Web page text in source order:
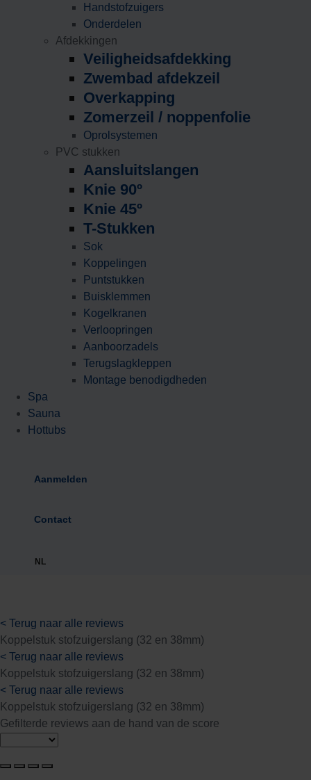
Handstofzuigers
Onderdelen
Afdekkingen
Veiligheidsafdekking
Zwembad afdekzeil
Overkapping
Zomerzeil / noppenfolie
Oprolsystemen
PVC stukken
Aansluitslangen
Knie 90º
Knie 45º
T-Stukken
Sok
Koppelingen
Puntstukken
Buisklemmen
Kogelkranen
Verloopringen
Aanboorzadels
Terugslagkleppen
Montage benodigdheden
Spa
Sauna
Hottubs
Aanmelden
Contact
NL
< Terug naar alle reviews
Koppelstuk stofzuigerslang (32 en 38mm)
< Terug naar alle reviews
Koppelstuk stofzuigerslang (32 en 38mm)
< Terug naar alle reviews
Koppelstuk stofzuigerslang (32 en 38mm)
Gefilterde reviews aan de hand van de score